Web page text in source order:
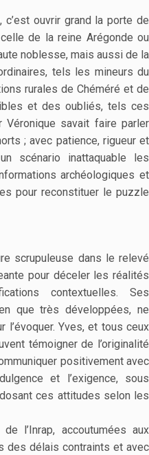
c’est ouvrir grand la porte de
de la reine Arégonde ou
noblesse, mais aussi de la
tels les mineurs du
rurales de Chéméré et de
et des oubliés, tels ces
Véronique savait faire parler
; avec patience, rigueur et
scénario inattaquable les
archéologiques et
pour reconstituer le puzzle
scrupuleuse dans le relevé
pour déceler les réalités
contextuelles. Ses
que très développées, ne
l’évoquer. Yves, et tous ceux
témoigner de l’originalité
positivement avec
et l’exigence, sous
ces attitudes selon les
l’Inrap, accoutumées aux
des délais contraints et avec